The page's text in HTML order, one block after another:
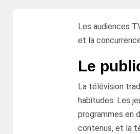
Les audiences
et la
Le
La télévision
habitudes. Les
programmes en
contenus, et la